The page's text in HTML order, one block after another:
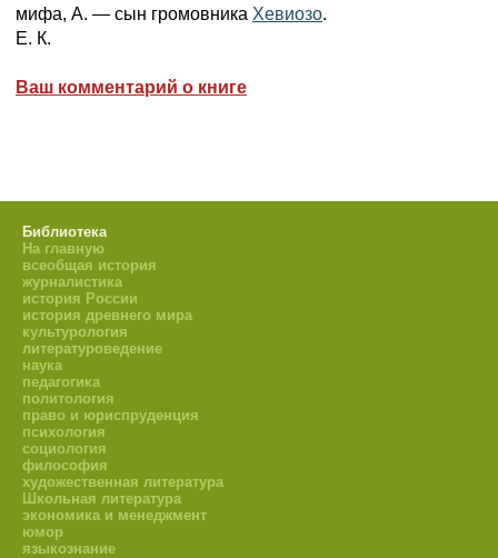
мифа, А. — сын громовника Хевиозо.
Е. К.
Ваш комментарий о книге
Библиотека
На главную
всеобщая история
журналистика
история России
история древнего мира
культурология
литературоведение
наука
педагогика
политология
право и юриспруденция
психология
социология
философия
художественная литература
Школьная литература
экономика и менеджмент
юмор
языкознание